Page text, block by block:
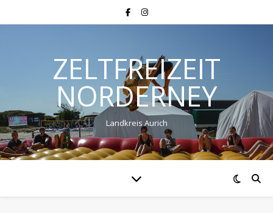
ZELTFREIZEIT
NORDERNEY
Landkreis Aurich